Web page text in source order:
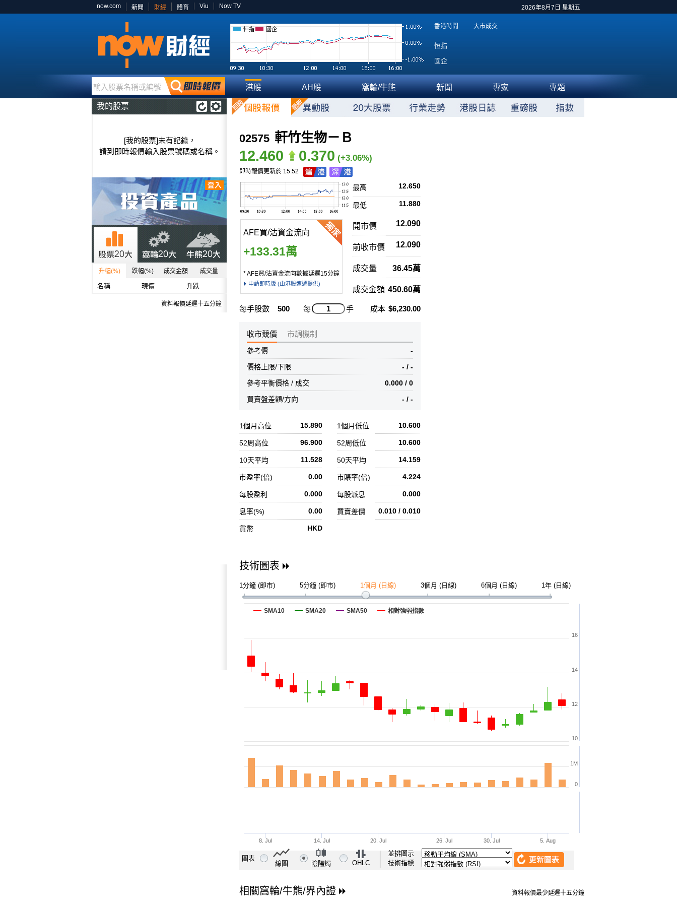
2026年8月7日 星期五
now.com 新聞 財經 體育 Viu Now TV
恒指 國企 香港時間 大市成交
恒指
國企
輸入股票名稱或編號 港股 AH股 窩輪/牛熊 新聞 專家 專題
我的股票
[我的股票]未有記錄，
請到即時報價輸入股票號碼或名稱。
升幅(%) 跌幅(%) 成交金額 成交量
名稱 現價 升跌
資料報價延遲十五分鐘
02575 軒竹生物－Ｂ
12.460 0.370 (+3.06%)
即時報價更新於 15:52
12.650
最高
11.880
最低
AFE買/沽資金流向
+133.31萬
* AFE買/沽資金流向數據延遲15分鐘
申請即時版 (由港股速遞提供)
開市價 12.090
前收市價 12.090
成交量 36.45萬
成交金額 450.60萬
每手股數 500 每 手 成本 $6,230.00
收市競價 市調機制
-
參考價
- / -
價格上限/下限
0.000 / 0
參考平衡價格 / 成交
- / -
買賣盤差額/方向
1個月高位 15.890 1個月低位 10.600
52周高位 96.900 52周低位 10.600
10天平均 11.528 50天平均 14.159
市盈率(倍) 0.00 市賬率(倍) 4.224
每股盈利 0.000 每股派息 0.000
息率(%) 0.00 買賣差價 0.010 / 0.010
貨幣 HKD
技術圖表
1分鐘 (即市) 5分鐘 (即市) 1個月 (日線) 3個月 (日線) 6個月 (日線) 1年 (日線)
圖表
線圖 陰陽燭 OHLC
並排圖示
技術指標
資料報價最少延遲十五分鐘
相關窩輪/牛熊/界內證